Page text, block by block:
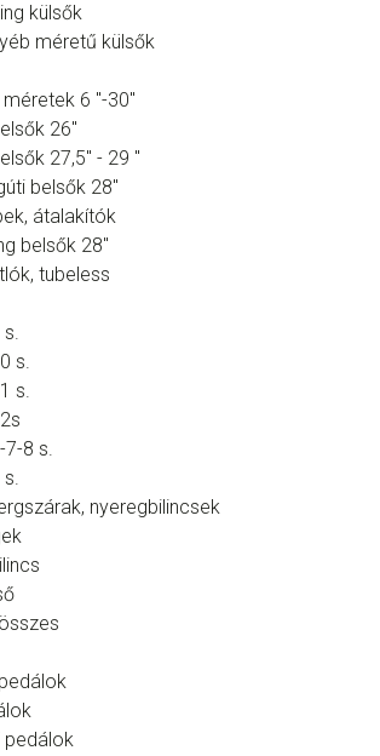
külsők
méretű külsők
méretek 6 "-30"
26"
27,5" - 29 "
belsők 28"
átalakítók
belsők 28"
tubeless
s.
s.
s.
7-8 s.
s.
nyeregbilincsek
pedálok